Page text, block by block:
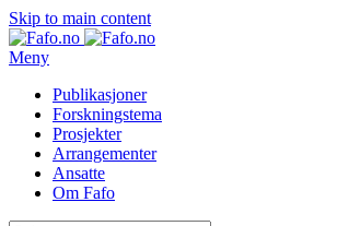
Skip to main content
Meny
Publikasjoner
Forskningstema
Prosjekter
Arrangementer
Ansatte
Om Fafo